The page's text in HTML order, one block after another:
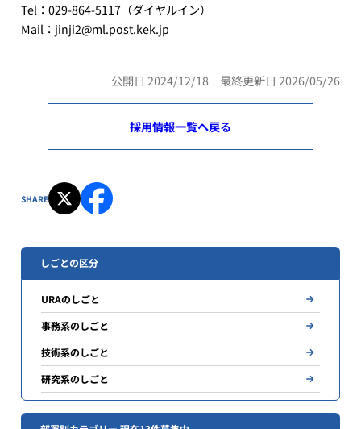
Tel：029-864-5117（ダイヤルイン）
Mail：jinji2@ml.post.kek.jp
公開日 2024/12/18 最終更新日 2026/05/26
採用情報一覧へ戻る
SHARE
しごとの区分
URAのしごと
事務系のしごと
技術系のしごと
研究系のしごと